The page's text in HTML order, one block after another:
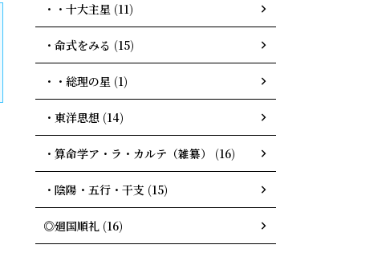
・・十大主星 (11)
・命式をみる (15)
・・総理の星 (1)
・東洋思想 (14)
・算命学ア・ラ・カルテ（雑纂） (16)
・陰陽・五行・干支 (15)
◎廻国順礼 (16)